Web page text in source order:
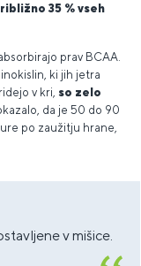
35 % vseh
prav BCAA.
ki jih jetra
v kri, so zelo
da je 50 do 90
po zaužitju hrane,
v mišice.